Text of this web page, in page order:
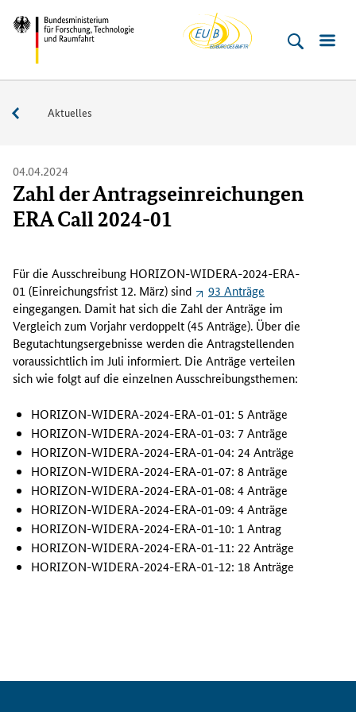
Direkt
zum
Inhalt
(Eingabetaste)
Direkt
zum
Hauptmenu
(Eingabetaste)
Direkt
zur
Suche
(Eingabetaste)
Direkt
zur
Fußleiste
(Enter)
Bundesministerium
Technologie
Buero
Service
Aktuelles
04.04.2024
Zahl der Antragseinreichungen
ERA Call 2024-01
ü
r
d
i
e
A
u
e
b
u
n
g
Für die Ausschreibung HORIZON-WIDERA-2024-ERA-
01 (Einreichungsfrist 12. März) sind
93 Anträge
eingegangen. Damit hat sich die Zahl der Anträge im
Vergleich zum Vorjahr verdoppelt (45 Anträge). Über die
Begutachtungsergebnisse werden die Antragstellenden
voraussichtlich im Juli informiert. Die Anträge verteilen
sich wie folgt auf die einzelnen Ausschreibungsthemen:
HORIZON-WIDERA-2024-ERA-01-01: 5 Anträge
HORIZON-WIDERA-2024-ERA-01-03: 7 Anträge
HORIZON-WIDERA-2024-ERA-01-04: 24 Anträge
HORIZON-WIDERA-2024-ERA-01-07: 8 Anträge
HORIZON-WIDERA-2024-ERA-01-08: 4 Anträge
HORIZON-WIDERA-2024-ERA-01-09: 4 Anträge
HORIZON-WIDERA-2024-ERA-01-10: 1 Antrag
HORIZON-WIDERA-2024-ERA-01-11: 22 Anträge
HORIZON-WIDERA-2024-ERA-01-12: 18 Anträge